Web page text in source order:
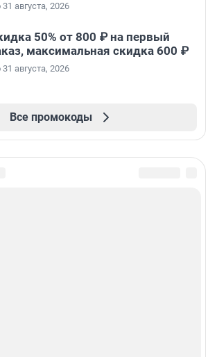
августа, 2026
50% от 800 ₽ на первый
максимальная скидка 600 ₽
августа, 2026
Все промокоды